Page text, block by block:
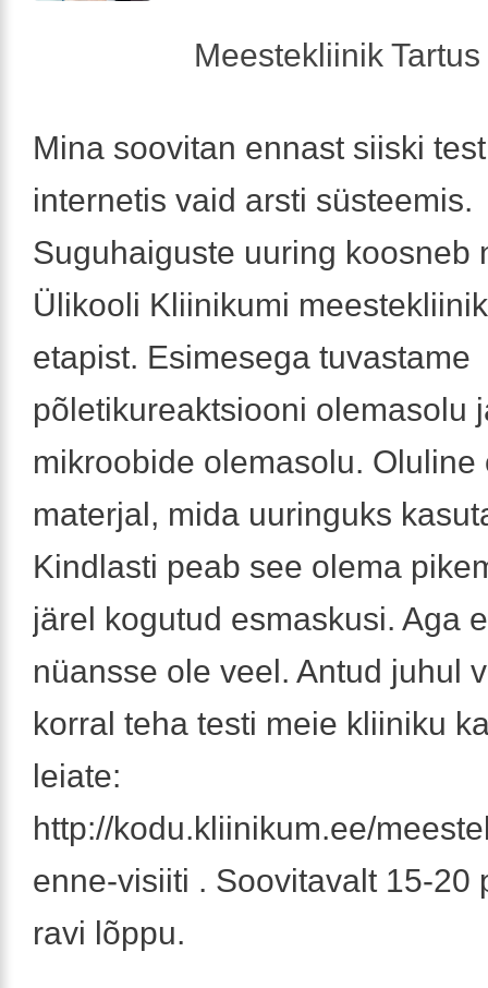
Meestekliinik
Mina soovitan ennast siiski
internetis vaid arsti süsteemis.
Suguhaiguste uuring koosneb
Ülikooli Kliinikumi
etapist. Esimesega tuvastame
põletikureaktsiooni olemasolu
mikroobide olemasolu. Oluline
materjal, mida uuringuks
Kindlasti peab see olema
järel kogutud esmaskusi. Aga
nüansse ole veel. Antud juhul
korral teha testi meie kliiniku
leiate:
http://kodu.kliinikum.ee/
enne-visiiti . Soovitavalt 15-20
ravi lõppu.